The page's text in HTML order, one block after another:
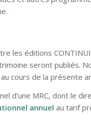
les éditions
seront publiés.
au cours de la présente
d’une MRC, dont le
annuel au tarif